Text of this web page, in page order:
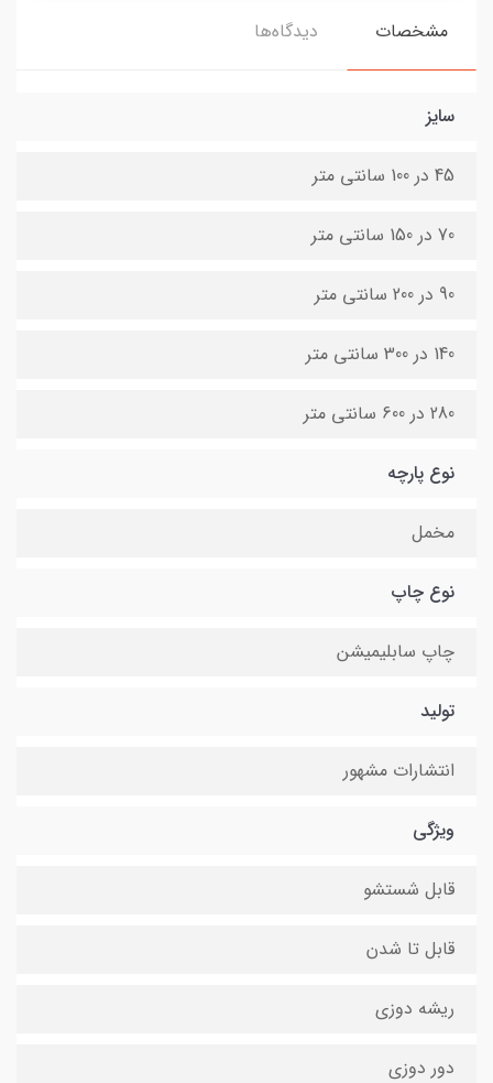
مشخصات دیدگاه‌ها
سایز
45 در 100 سانتی متر
70 در 150 سانتی متر
90 در 200 سانتی متر
140 در 300 سانتی متر
280 در 600 سانتی متر
نوع پارچه
مخمل
نوع چاپ
چاپ سابلیمیشن
تولید
انتشارات مشهور
ویژگی
قابل شستشو
قابل تا شدن
ریشه دوزی
دور دوزی